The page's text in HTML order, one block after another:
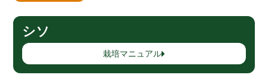
シソ
栽培マニュアル